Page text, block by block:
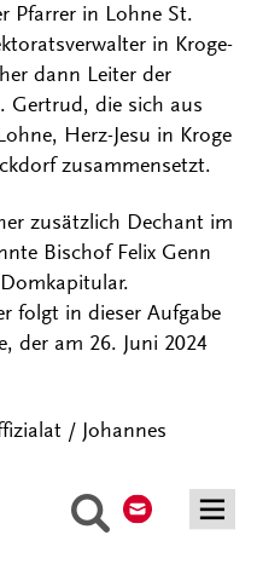
Suche
Pfarrer in Lohne St.
in Kroge-
dann Leiter der
Gertrud, die sich aus
Herz-Jesu in Kroge
zusammensetzt.
zusätzlich Dechant im
Bischof Felix Genn
folgt in dieser Aufgabe
der am 26. Juni 2024
/ Johannes